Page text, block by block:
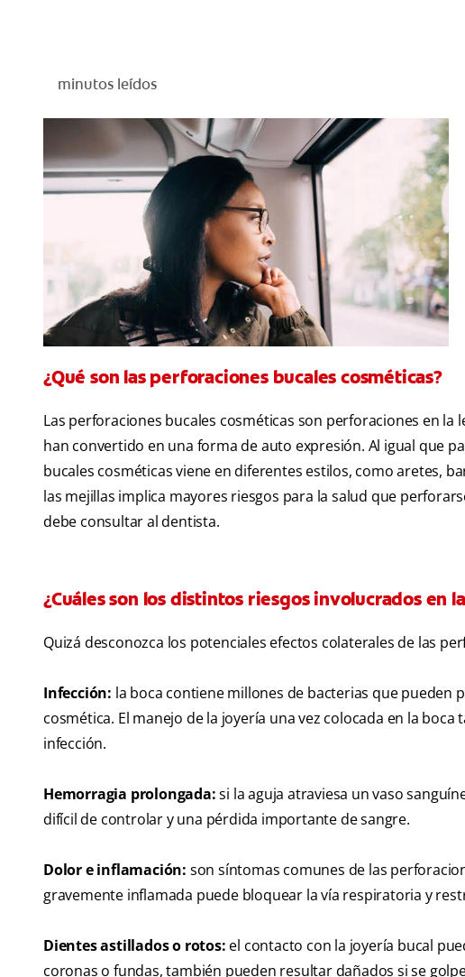
minutos leídos
¿Qué son las perforaciones bucales cosméticas?
Las perforaciones bucales cosméticas son perforaciones en la
han convertido en una forma de auto expresión. Al igual que
bucales cosméticas viene en diferentes estilos, como aretes,
las mejillas implica mayores riesgos para la salud que
debe consultar al dentista.
¿Cuáles son los distintos riesgos involucrados en
Quizá desconozca los potenciales efectos colaterales de las
Infección: la boca contiene millones de bacterias que
cosmética. El manejo de la joyería una vez colocada en la
infección.
Hemorragia prolongada:si la aguja atraviesa un vaso
difícil de controlar y una pérdida importante de sangre.
Dolor e inflamación: son síntomas comunes de las
gravemente inflamada puede bloquear la vía respiratoria y
Dientes astillados o rotos: el contacto con la joyería bucal
coronas o fundas, también pueden resultar dañados si se